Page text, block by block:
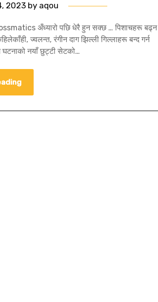
2023 by aqou
अँध्यारो पछि धेरै हुन सक्छ … पिशाचहरू बढ्न
ज्वलन्त, रंगीन दाग झिल्ली गिल्लाहरू बन्द गर्न
घटनाको नयाँ छुट्टी सेटको…